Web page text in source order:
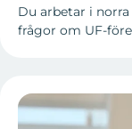
Du arbetar i
frågor om UF-